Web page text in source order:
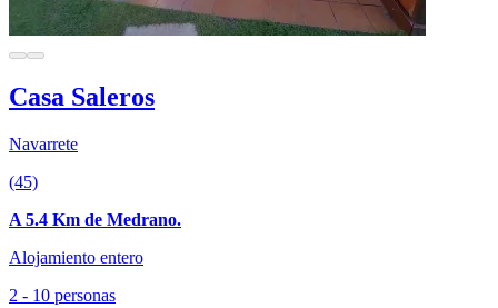
Casa Saleros
Navarrete
(45)
A 5.4 Km de Medrano.
Alojamiento entero
2 - 10 personas